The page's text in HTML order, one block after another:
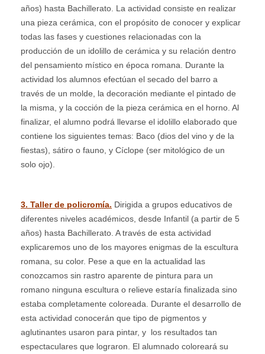
años) hasta Bachillerato. La actividad consiste en realizar
una pieza cerámica, con el propósito de conocer y explicar
todas las fases y cuestiones relacionadas con la
producción de un idolillo de cerámica y su relación dentro
del pensamiento místico en época romana. Durante la
actividad los alumnos efectúan el secado del barro a
través de un molde, la decoración mediante el pintado de
la misma, y la cocción de la pieza cerámica en el horno. Al
finalizar, el alumno podrá llevarse el idolillo elaborado que
contiene los siguientes temas: Baco (dios del vino y de la
fiestas), sátiro o fauno, y Cíclope (ser mitológico de un
solo ojo).
3. Taller de policromía. Dirigida a grupos educativos de
diferentes niveles académicos, desde Infantil (a partir de 5
años) hasta Bachillerato. A través de esta actividad
explicaremos uno de los mayores enigmas de la escultura
romana, su color. Pese a que en la actualidad las
conozcamos sin rastro aparente de pintura para un
romano ninguna escultura o relieve estaría finalizada sino
estaba completamente coloreada. Durante el desarrollo de
esta actividad conocerán que tipo de pigmentos y
aglutinantes usaron para pintar, y los resultados tan
espectaculares que lograron. El alumnado coloreará su